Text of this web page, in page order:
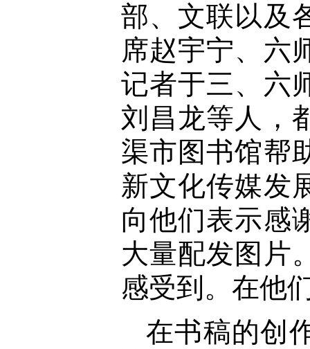
部、文联以及
席赵宇宁、六
记者于三、六
刘昌龙等人，
渠市图书馆帮
新文化传媒发
向他们表示感
大量配发图片
感受到。在他
在书稿的创